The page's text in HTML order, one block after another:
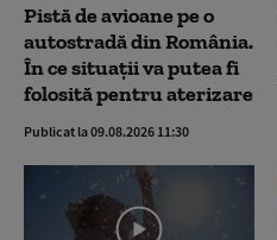
Pistă de avioane pe o
autostradă din România.
În ce situații va putea fi
folosită pentru aterizare
Publicat la 09.08.2026 11:30